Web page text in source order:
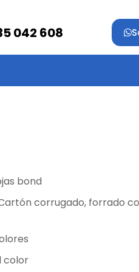
042 608
bond
corrugado, forrado
color